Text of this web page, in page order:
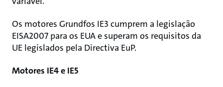
Os motores Grundfos IE3 cumprem a legislação
EISA2007 para os EUA e superam os requisitos da
UE legislados pela Directiva EuP.
Motores IE4 e IE5